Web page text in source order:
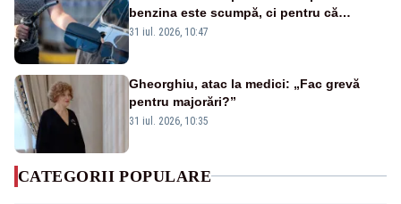
benzina este scumpă, ci pentru că
benzina ieftină e taxată scump
31 iul. 2026, 10:47
Gheorghiu, atac la medici: „Fac grevă
pentru majorări?”
31 iul. 2026, 10:35
CATEGORII POPULARE